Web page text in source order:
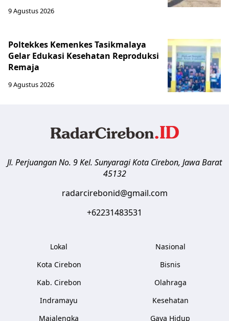
9 Agustus 2026
Poltekkes Kemenkes Tasikmalaya
Gelar Edukasi Kesehatan Reproduksi
Remaja
9 Agustus 2026
Jl. Perjuangan No. 9 Kel. SunyaragiKota Cirebon, Jawa Barat
45132
radarcirebonid@gmail.com
+62231483531
Lokal
Kota Cirebon
Kab. Cirebon
Indramayu
Majalengka
Nasional
Bisnis
Olahraga
Kesehatan
Gaya Hidup